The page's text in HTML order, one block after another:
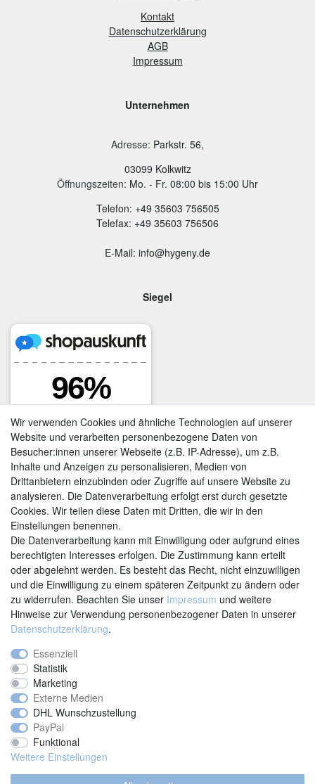
Kontakt
Datenschutzerklärung
AGB
Impressum
Unternehmen
Adresse: Parkstr. 56,
03099 Kolkwitz
Öffnungszeiten: Mo. - Fr. 08:00 bis 15:00 Uhr
Telefon: +49 35603 756505
Telefax: +49 35603 756506
E-Mail: info@hygeny.de
Siegel
Vertrag widerrufen
Wir verwenden Cookies und ähnliche Technologien auf unserer
Website und verarbeiten personenbezogene Daten von
Besucher:innen unserer Webseite (z.B. IP-Adresse), um z.B.
Inhalte und Anzeigen zu personalisieren, Medien von
Drittanbietern einzubinden oder Zugriffe auf unsere Website zu
analysieren. Die Datenverarbeitung erfolgt erst durch gesetzte
Cookies. Wir teilen diese Daten mit Dritten, die wir in den
Einstellungen benennen.
Die Datenverarbeitung kann mit Einwilligung oder aufgrund eines
berechtigten Interesses erfolgen. Die Zustimmung kann erteilt
oder abgelehnt werden. Es besteht das Recht, nicht einzuwilligen
und die Einwilligung zu einem späteren Zeitpunkt zu ändern oder
zu widerrufen. Beachten Sie unser Impressum und weitere
Hinweise zur Verwendung personenbezogener Daten in unserer
Daten­schutz­erklärung.
Essenziell
Statistik
Marketing
Externe Medien
DHL Wunschzustellung
PayPal
Funktional
Weitere Einstellungen